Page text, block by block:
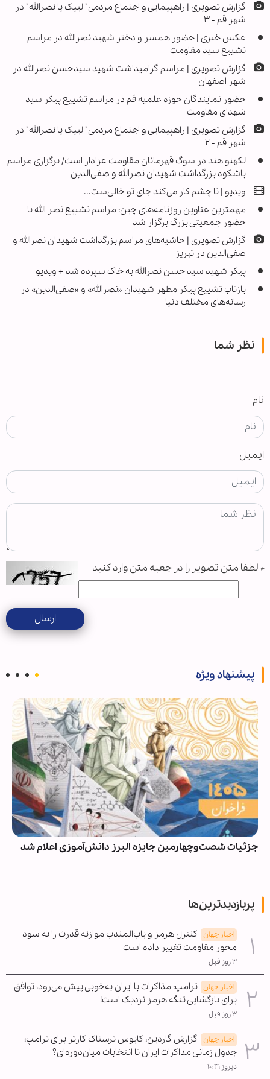
گزارش تصویری | راهپیمایی و اجتماع مردمی" لبیک یا نصرالله" در
شهر قم - ۳
عکس خبری | حضور همسر و دختر شهید نصرالله در مراسم
تشییع سید مقاومت
گزارش تصویری | مراسم گرامیداشت شهید سیدحسن نصرالله در
شهر اصفهان
حضور نمایندگان حوزه علمیه قم در مراسم تشییع پیکر سید
شهدای مقاومت
گزارش تصویری | راهپیمایی و اجتماع مردمی" لبیک یا نصرالله" در
شهر قم - ۲
لکهنو هند در سوگ قهرمانان مقاومت عزادار است/ برگزاری مراسم
باشکوه بزرگداشت شهیدان نصرالله و صفی‌الدین
ویدیو | تا چشم کار می‌کند جای تو خالی‌ست...
مهمترین عناوین روزنامه‌های چین: مراسم تشییع نصر الله با
حضور جمعیتی بزرگ برگزار شد
گزارش تصویری | حاشیه‌های مراسم بزرگداشت شهیدان نصرالله و
صفی‌الدین در تبریز
پیکر شهید سید حسن نصرالله به خاک سپرده شد + ویدیو
بازتاب تشییع پیکر مطهر شهیدان «نصرالله» و «صفی‌الدین» در
رسانه‌های مختلف دنیا
نظر شما
نام
ایمیل
* لطفا متن تصویر را در جعبه متن وارد کنید
ارسال
پیشنهاد ویژه
جزئیات شصت‌وچهارمین جایزه البرز دانش‌آموزی اعلام شد
پربازدیدترین‌ها
اخبار جهان کنترل هرمز و باب‌المندب موازنه قدرت را به سود
محور مقاومت تغییر داده است
۳ روز قبل
اخبار جهان ترامپ: مذاکرات با ایران به‌خوبی پیش می‌رود؛ توافق
برای بازگشایی تنگه هرمز نزدیک است!
۳ روز قبل
اخبار جهان گزارش گاردین: کابوس ترسناک کارتر برای ترامپ؛
جدول زمانی مذاکرات ایران تا انتخابات میان‌دوره‌ای؟
دیروز ۱۰:۴۱